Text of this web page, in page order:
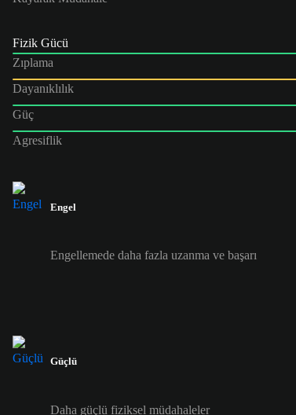
Fizik Gücü
Zıplama
Dayanıklılık
Güç
Agresiflik
Engel
Engellemede daha fazla uzanma ve başarı
Güçlü
Daha güçlü fiziksel müdahaleler